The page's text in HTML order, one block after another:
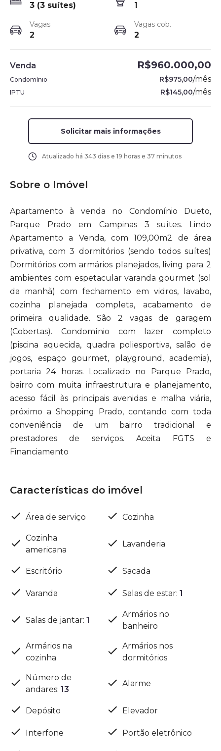
3 (3 suítes) 1
Vagas
2
Vagas cob.
2
Venda R$960.000,00
Condomínio R$975,00/mês
IPTU R$145,00/mês
Solicitar mais informações
Atualizado há 343 dias e 19 horas e 37 minutos
Sobre o Imóvel
Apartamento à venda no Condomínio Dueto,
Parque Prado em Campinas 3 suítes. Lindo
Apartamento a Venda, com 109,00m2 de área
privativa, com 3 dormitórios (sendo todos suítes)
Dormitórios com armários planejados, living para 2
ambientes com espetacular varanda gourmet (sol
da manhã) com fechamento em vidros, lavabo,
cozinha planejada completa, acabamento de
primeira qualidade. São 2 vagas de garagem
(Cobertas). Condomínio com lazer completo
(piscina aquecida, quadra poliesportiva, salão de
jogos, espaço gourmet, playground, academia),
portaria 24 horas. Localizado no Parque Prado,
bairro com muita infraestrutura e planejamento,
acesso fácil às principais avenidas e malha viária,
próximo a Shopping Prado, contando com toda
conveniência de um bairro tradicional e
prestadores de serviços. Aceita FGTS e
Financiamento
Características do imóvel
Área de serviço Cozinha
Cozinha
americana
Lavanderia
Escritório Sacada
Varanda Salas de estar: 1
Salas de jantar: 1
Armários no
banheiro
Armários na
cozinha
Armários nos
dormitórios
Número de
andares: 13
Alarme
Depósito Elevador
Interfone Portão eletrônico